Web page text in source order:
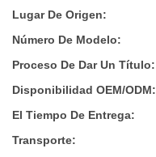
Lugar De Origen:
Número De Modelo:
Proceso De Dar Un Título:
Disponibilidad OEM/ODM:
El Tiempo De Entrega:
Transporte: